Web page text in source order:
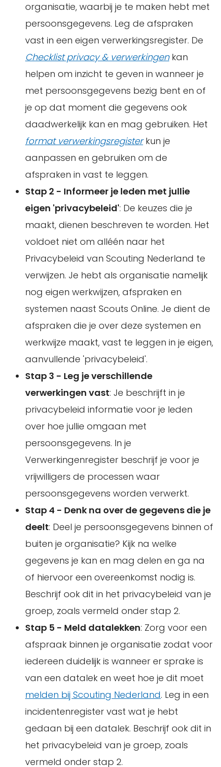
organisatie, waarbij je te maken hebt met
persoonsgegevens. Leg de afspraken
vast in een eigen verwerkingsregister. De
Checklist privacy & verwerkingenkan
helpen om inzicht te geven in wanneer je
met persoonsgegevens bezig bent en of
je op dat moment die gegevens ook
daadwerkelijk kan en mag gebruiken. Het
format verwerkingsregisterkun je
aanpassen en gebruiken om de
afspraken in vast te leggen.
Stap 2 - Informeer je leden met jullie
eigen 'privacybeleid': De keuzes die je
maakt, dienen beschreven te worden. Het
voldoet niet om alléén naar het
Privacybeleid van Scouting Nederland te
verwijzen. Je hebt als organisatie namelijk
nog eigen werkwijzen, afspraken en
systemen naast Scouts Online. Je dient de
afspraken die je over deze systemen en
werkwijze maakt, vast te leggen in je eigen,
aanvullende 'privacybeleid'.
Stap 3 - Leg je verschillende
verwerkingen vast: Je beschrijft in je
privacybeleid informatie voor je leden
over hoe jullie omgaan met
persoonsgegevens. In je
Verwerkingenregister beschrijf je voor je
vrijwilligers de processen waar
persoonsgegevens worden verwerkt.
Stap 4 - Denk na over de gegevens die je
deelt: Deel je persoonsgegevens binnen of
buiten je organisatie? Kijk na welke
gegevens je kan en mag delen en ga na
of hiervoor een overeenkomst nodig is.
Beschrijf ook dit in het privacybeleid van je
groep, zoals vermeld onder stap 2.
Stap 5 - Meld datalekken: Zorg voor een
afspraak binnen je organisatie zodat voor
iedereen duidelijk is wanneer er sprake is
van een datalek en weet hoe je dit moet
melden bij Scouting Nederland. Leg in een
incidentenregister vast wat je hebt
gedaan bij een datalek. Beschrijf ook dit in
het privacybeleid van je groep, zoals
vermeld onder stap 2.